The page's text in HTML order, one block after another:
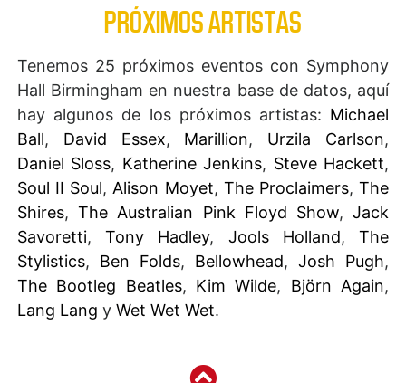
PRÓXIMOS ARTISTAS
Tenemos 25 próximos eventos con Symphony
Hall Birmingham en nuestra base de datos, aquí
hay algunos de los próximos artistas: Michael
Ball, David Essex, Marillion, Urzila Carlson,
Daniel Sloss, Katherine Jenkins, Steve Hackett,
Soul II Soul, Alison Moyet, The Proclaimers,The
Shires,The Australian Pink Floyd Show,Jack
Savoretti,Tony Hadley, Jools Holland,The
Stylistics, Ben Folds, Bellowhead, Josh Pugh,
The Bootleg Beatles, Kim Wilde, Björn Again,
Lang Lang y Wet Wet Wet.